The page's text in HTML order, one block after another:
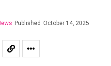
Published October 14, 2025